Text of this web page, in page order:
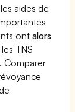
aides de
ontalors
TNS
Comparer